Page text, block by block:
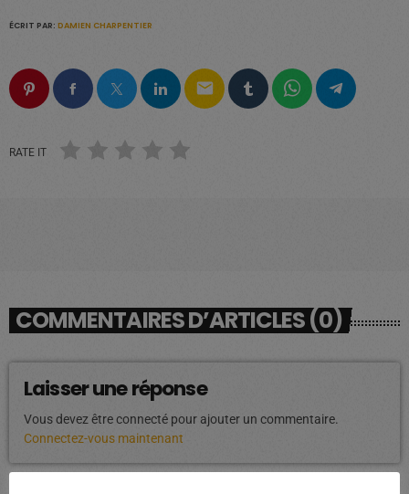
ÉCRIT PAR: DAMIEN CHARPENTIER
email
RATE IT
COMMENTAIRES D’ARTICLES (0)
Laisser une réponse
Vous devez être connecté pour ajouter un commentaire.
Connectez-vous maintenant